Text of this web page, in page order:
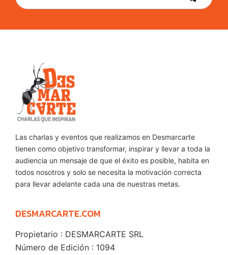
Las charlas y eventos que realizamos en Desmarcarte
tienen como objetivo transformar, inspirar y llevar a toda la
audiencia un mensaje de que el éxito es posible, habita en
todos nosotros y solo se necesita la motivación correcta
para llevar adelante cada una de nuestras metas.
DESMARCARTE.COM
Propietario : DESMARCARTE SRL
Número de Edición : 1094